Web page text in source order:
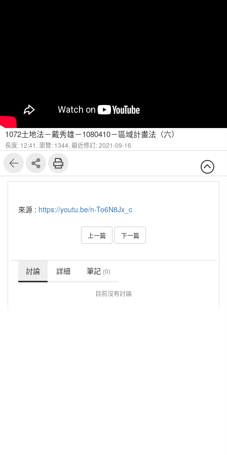
1072土地法－戴秀雄－1080410－區域計畫法（六）
長度: 12:41, 瀏覽: 1344, 最近修訂: 2021-09-16
來源 : https://youtu.be/n-To6N8Jx_c
上一篇 下一篇
討論 詳細 筆記 (0)
目前沒有討論